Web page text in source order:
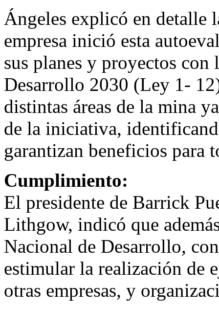
Ángeles explicó en detalle
empresa inició esta
sus planes y proyectos
Desarrollo 2030 (Ley 1-
distintas áreas de la mina
de la iniciativa,
garantizan beneficios para
Cumplimiento:
El presidente de Barrick
Lithgow, indicó que
Nacional de Desarrollo,
estimular la realización de
otras empresas, y